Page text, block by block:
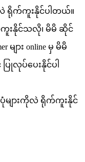
းမှလဲ ရိုက်ကူးနိုင်ပါတယ်။
ကူးနိုင်သလို၊ မိမိ ဆိုင်
များ online မှ မိမိ
လုပ်ပေးနိုင်ပါ
မဲ့ ပုံများကိုလဲ ရိုက်ကူးနိုင်